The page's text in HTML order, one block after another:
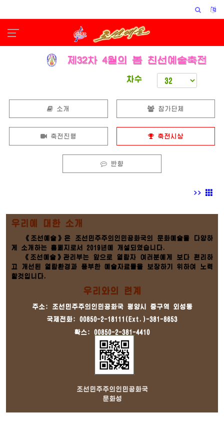
차수
소개 참가단체
축전진행 축전시상
반향
>>
우리에 대한 소개
《조선예술》은 조선민주주의인민공화국의 문화예술을 다양하
게 소개하는 홈페지로서 2019년에 개설되였습니다.
《조선예술》관리부는 앞으로 열람자 여러분에게 보다 편리하
고 개선된 열람환경과 풍부한 예술자료들을 보장하기 위하여 노력
할것입니다.
우리와의 련계
주소: 조선민주주의인민공화국 평양시 중구역 외성동
국제전화: 00850-2-18111(Ext.)-381-8653
확스: 00850-2-381-4410
조선민주주의인민공화국
문화성